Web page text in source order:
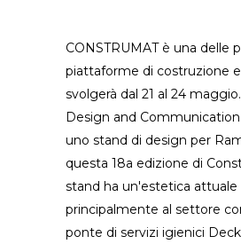
CONSTRUMAT è una delle
piattaforme di costruzione
svolgerà dal 21 al 24
Design and
uno stand di design per
questa 18a edizione di
stand ha un'estetica attuale
principalmente al settore
ponte di servizi igienici